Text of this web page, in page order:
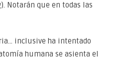
Notarán que en todas las
inclusive ha intentado
humana se asienta el